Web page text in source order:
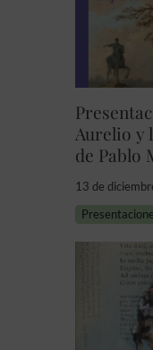
Aurelio y
de Pablo
13 de